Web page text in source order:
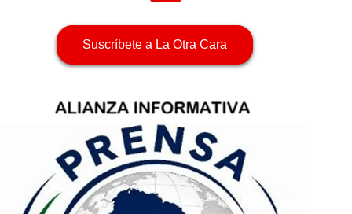
Suscríbete a La Otra Cara